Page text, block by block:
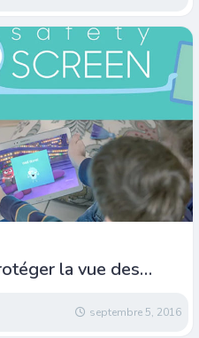
la vue des
septembre 5, 2016